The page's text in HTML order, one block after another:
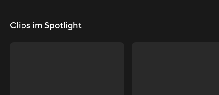
Clips im Spotlight